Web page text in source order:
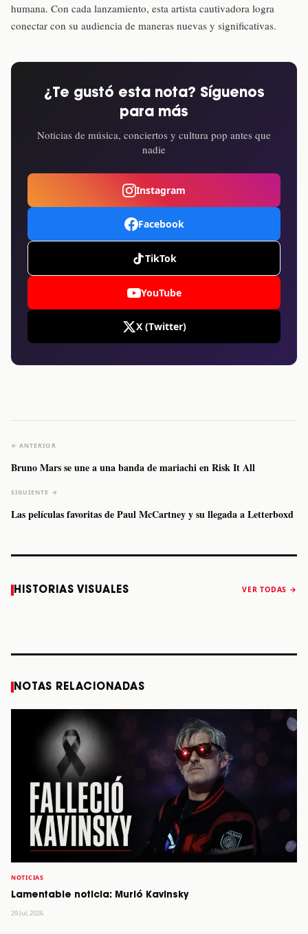
humana. Con cada lanzamiento, esta artista cautivadora logra
conectar con su audiencia de maneras nuevas y significativas.
¿Te gustó esta nota? Síguenos
para más
Noticias de música, conciertos y cultura pop antes que
nadie
Instagram
Facebook
TikTok
YouTube
X (Twitter)
← ANTERIOR
Bruno Mars se une a una banda de mariachi en Risk It All
SIGUIENTE →
Las películas favoritas de Paul McCartney y su llegada a Letterboxd
HISTORIAS VISUALES VER TODAS →
a Monterrey el
Staiti, guitarrista
anuncia “Reality
NOTAS RELACIONADAS
NOTICIAS
Lamentable noticia: Murió Kavinsky
29 Jul, 2026